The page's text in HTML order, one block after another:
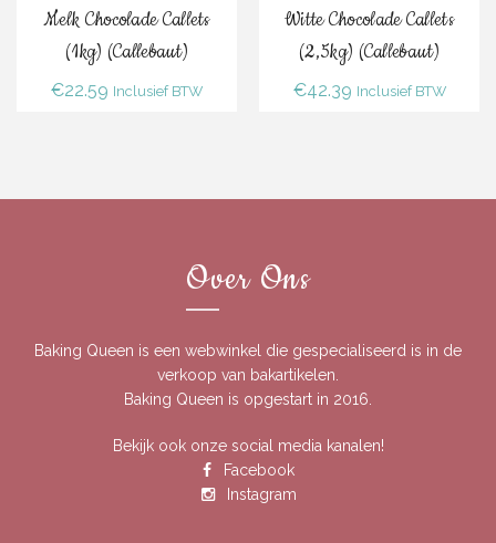
Melk Chocolade Callets
(1kg) (Callebaut)
€22.59 Inclusief BTW
Witte Chocolade Callets
(2,5kg) (Callebaut)
€42.39 Inclusief BTW
Over Ons
Baking Queen is een webwinkel die gespecialiseerd is in de
verkoop van bakartikelen.
Baking Queen is opgestart in 2016.
Bekijk ook onze social media kanalen!
Facebook
Instagram